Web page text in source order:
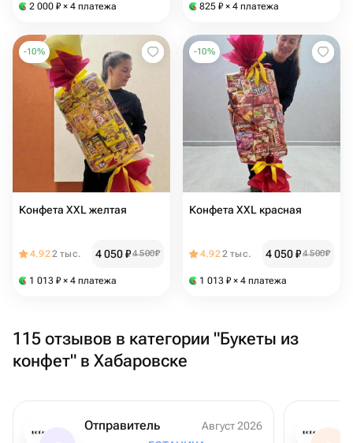
2 000 ₽ × 4 платежа 825 ₽ × 4 платежа
-10%
Конфета XXL желтая
4.922 тыс. 4 050₽4 500₽
1 013 ₽ × 4 платежа
-10%
Конфета XXL красная
4.922 тыс. 4 050₽4 500₽
1 013 ₽ × 4 платежа
115 отзывов в категории "Букеты из
конфет" в Хабаровске
Отправитель
Август 2026